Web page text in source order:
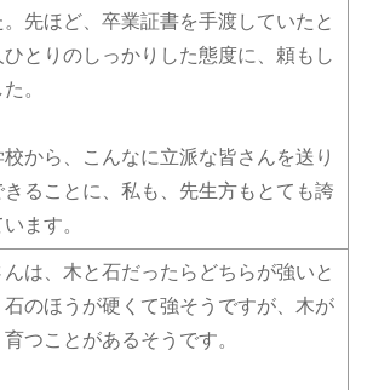
先ほど、卒業証書を手渡していたと
ひとりのしっかりした態度に、頼もし
。
から、こんなに立派な皆さんを送り
ることに、私も、先生方もとても誇
ます。
は、木と石だったらどちらが強いと
のほうが硬くて強そうですが、木が
つことがあるそうです。